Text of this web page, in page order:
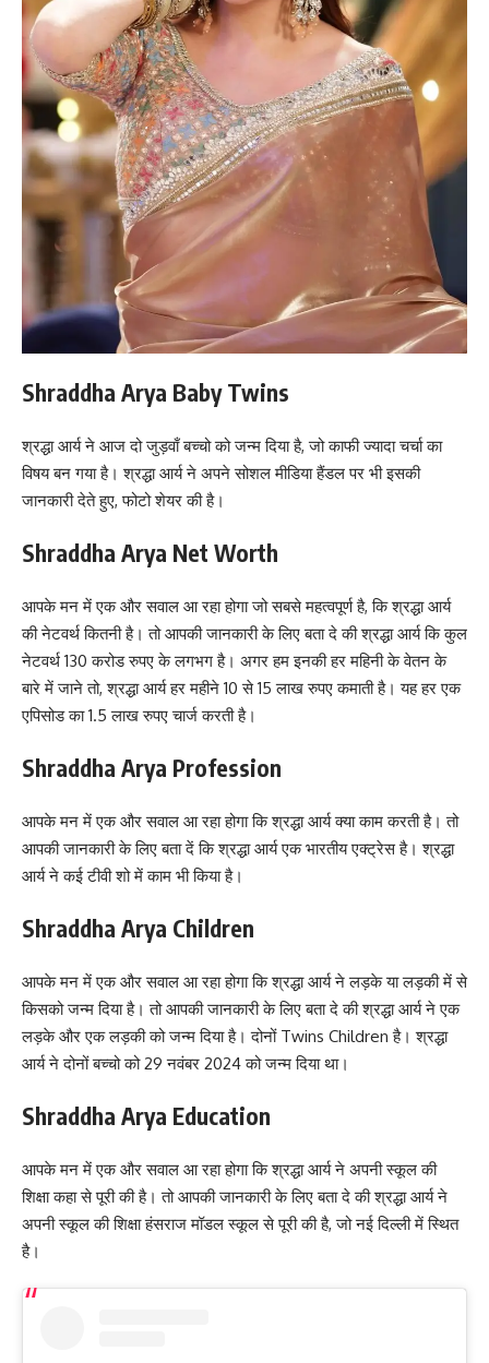
Shraddha Arya Baby Twins
श्रद्धा आर्य ने आज दो जुड़वाँ बच्चो को जन्म दिया है, जो काफी ज्यादा चर्चा का
विषय बन गया है। श्रद्धा आर्य ने अपने सोशल मीडिया हैंडल पर भी इसकी
जानकारी देते हुए, फोटो शेयर की है।
Shraddha Arya Net Worth
आपके मन में एक और सवाल आ रहा होगा जो सबसे महत्वपूर्ण है, कि श्रद्धा आर्य
की नेटवर्थ कितनी है। तो आपकी जानकारी के लिए बता दे की श्रद्धा आर्य कि कुल
नेटवर्थ 130 करोड रुपए के लगभग है। अगर हम इनकी हर महिनी के वेतन के
बारे में जाने तो, श्रद्धा आर्य हर महीने 10 से 15 लाख रुपए कमाती है। यह हर एक
एपिसोड का 1.5 लाख रुपए चार्ज करती है।
Shraddha Arya Profession
आपके मन में एक और सवाल आ रहा होगा कि श्रद्धा आर्य क्या काम करती है। तो
आपकी जानकारी के लिए बता दें कि श्रद्धा आर्य एक भारतीय एक्ट्रेस है। श्रद्धा
आर्य ने कई टीवी शो में काम भी किया है।
Shraddha Arya Children
आपके मन में एक और सवाल आ रहा होगा कि श्रद्धा आर्य ने लड़के या लड़की में से
किसको जन्म दिया है। तो आपकी जानकारी के लिए बता दे की श्रद्धा आर्य ने एक
लड़के और एक लड़की को जन्म दिया है। दोनों Twins Children है। श्रद्धा
आर्य ने दोनों बच्चो को 29 नवंबर 2024 को जन्म दिया था।
Shraddha Arya Education
आपके मन में एक और सवाल आ रहा होगा कि श्रद्धा आर्य ने अपनी स्कूल की
शिक्षा कहा से पूरी की है। तो आपकी जानकारी के लिए बता दे की श्रद्धा आर्य ने
अपनी स्कूल की शिक्षा हंसराज मॉडल स्कूल से पूरी की है, जो नई दिल्ली में स्थित
है।